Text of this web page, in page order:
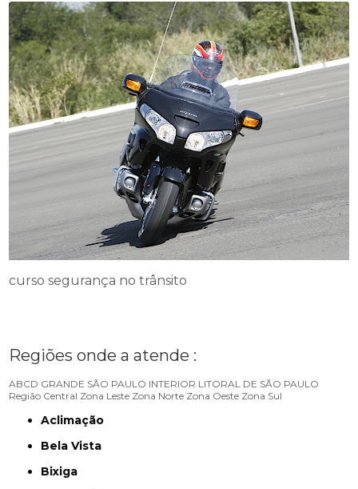
curso segurança no trânsito
Regiões onde a atende :
ABCD GRANDE SÃO PAULO INTERIOR LITORAL DE SÃO PAULO
Região Central Zona Leste Zona Norte Zona Oeste Zona Sul
Aclimação
Bela Vista
Bixiga